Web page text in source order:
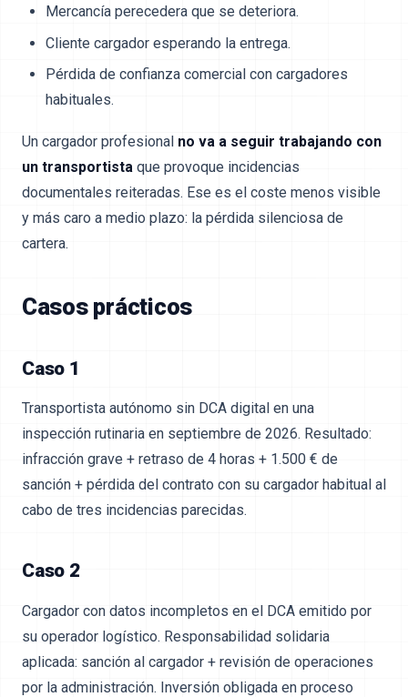
Mercancía perecedera que se deteriora.
Cliente cargador esperando la entrega.
Pérdida de confianza comercial con cargadores
habituales.
Un cargador profesional no va a seguir trabajando con
un transportista que provoque incidencias
documentales reiteradas. Ese es el coste menos visible
y más caro a medio plazo: la pérdida silenciosa de
cartera.
Casos prácticos
Caso 1
Transportista autónomo sin DCA digital en una
inspección rutinaria en septiembre de 2026. Resultado:
infracción grave + retraso de 4 horas + 1.500 € de
sanción + pérdida del contrato con su cargador habitual al
cabo de tres incidencias parecidas.
Caso 2
Cargador con datos incompletos en el DCA emitido por
su operador logístico. Responsabilidad solidaria
aplicada: sanción al cargador + revisión de operaciones
por la administración. Inversión obligada en proceso